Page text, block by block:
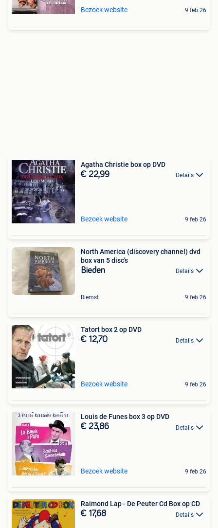
Bezoek website 9 feb 26
Agatha Christie box op DVD
€ 22,99 Details
Bezoek website 9 feb 26
North America (discovery channel) dvd
box van 5 disc's
Bieden Details
Riemst 9 feb 26
Tatort box 2 op DVD
€ 12,70 Details
Bezoek website 9 feb 26
Louis de Funes box 3 op DVD
€ 23,86 Details
Bezoek website 9 feb 26
Raimond Lap - De Peuter Cd Box op CD
€ 17,68 Details